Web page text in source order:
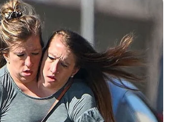
μου για την κατάσταση,
τα παραπάνω, γνωστά γεγονότα.
να διαφωνήσετε και τα σχόλια είναι
να προσπαθήσετε να το